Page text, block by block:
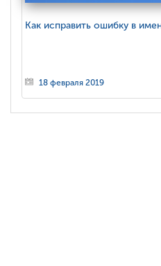
Как исправить ошибку в
18 февраля 2019